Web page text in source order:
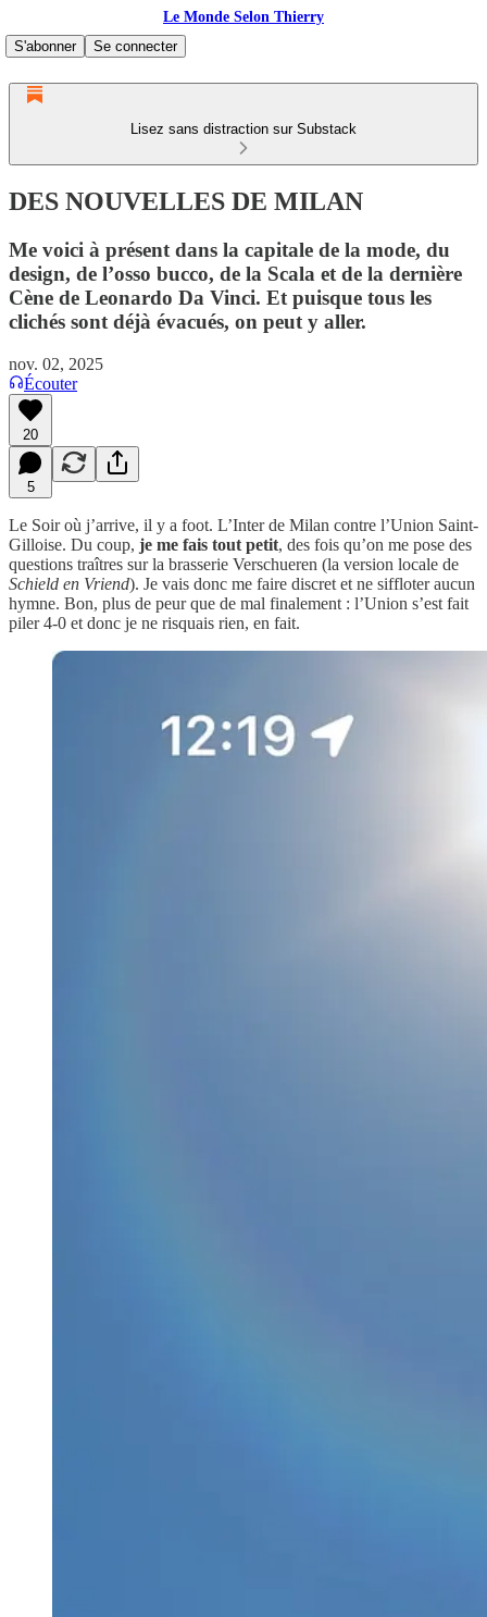
Le Monde Selon Thierry
S'abonner
Se connecter
Lisez sans distraction sur Substack
DES NOUVELLES DE MILAN
Me voici à présent dans la capitale de la mode, du
design, de l’osso bucco, de la Scala et de la dernière
Cène de Leonardo Da Vinci. Et puisque tous les
clichés sont déjà évacués, on peut y aller.
nov. 02, 2025
Écouter
20
5
Le Soir où j’arrive, il y a foot. L’Inter de Milan contre l’Union Saint-
Gilloise. Du coup, je me fais tout petit, des fois qu’on me pose des
questions traîtres sur la brasserie Verschueren (la version locale de
Schield en Vriend). Je vais donc me faire discret et ne siffloter aucun
hymne. Bon, plus de peur que de mal finalement : l’Union s’est fait
piler 4-0 et donc je ne risquais rien, en fait.